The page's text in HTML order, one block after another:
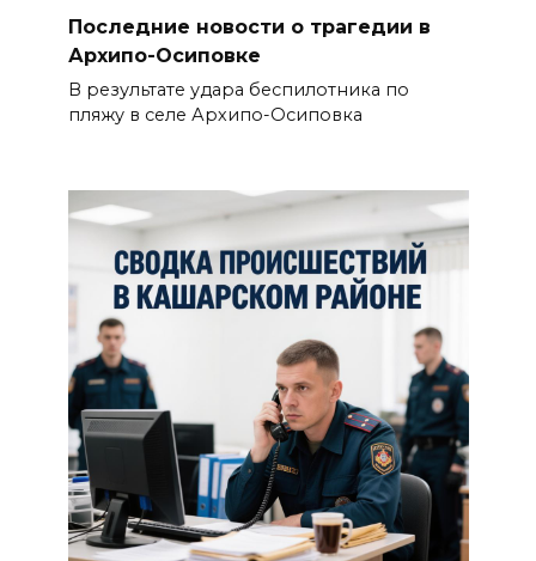
Последние новости о трагедии в
Архипо-Осиповке
В результате удара беспилотника по
пляжу в селе Архипо-Осиповка